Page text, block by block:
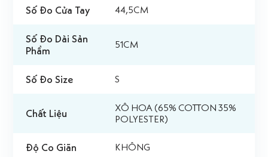
Số Đo Cửa Tay 44,5CM
Số Đo Dài Sản
Phẩm
51CM
Số Đo Size S
Chất Liệu
XÔ HOA (65% COTTON 35%
POLYESTER)
Độ Co Giãn KHÔNG